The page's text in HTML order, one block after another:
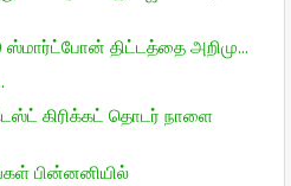
ஸ்மார்ட்போன் திட்­டத்தை அறி­மு...
கிரிக்கட் தொடர் நாளை
பின்னனியில்